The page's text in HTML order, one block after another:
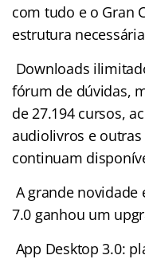
com tudo e o Gran
estrutura
Downloads
fórum de dúvidas,
de 27.194 cursos,
audiolivros e
continuam
A grande novidade
7.0 ganhou um
App Desktop 3.0: